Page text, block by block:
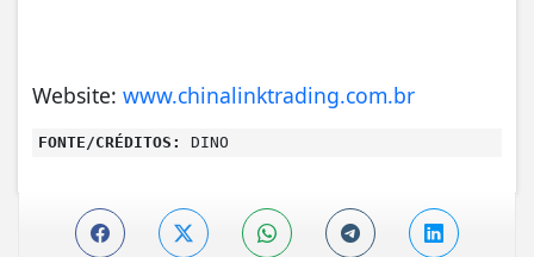
Website: www.chinalinktrading.com.br
FONTE/CRÉDITOS: DINO